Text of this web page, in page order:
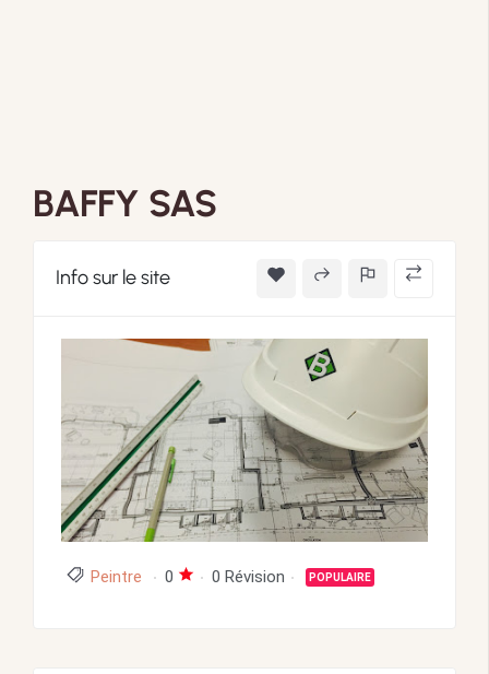
BAFFY SAS
Info sur le site
Peintre 0 0 Révision POPULAIRE